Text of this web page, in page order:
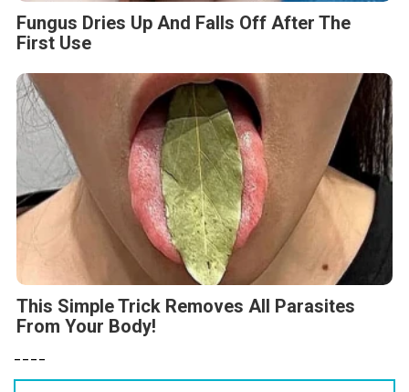
Fungus Dries Up And Falls Off After The
First Use
This Simple Trick Removes All Parasites
From Your Body!
----